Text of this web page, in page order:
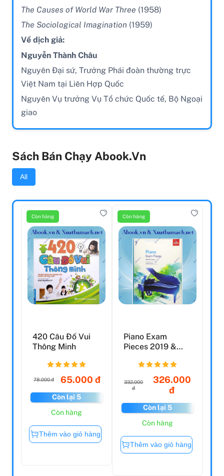
The Causes of World War Three (1958)
The Sociological Imagination (1959)
Về dịch giả:
Nguyễn Thành Châu
Nguyên Đại sứ, Trưởng Phái đoàn thường trực
Việt Nam tại Liên Hợp Quốc
Nguyên Vụ trưởng Vụ Tổ chức Quốc tế, Bộ Ngoại
giao
Sách Bán Chạy Abook.vn
All
Còn hàng
420 Câu Đố Vui
Thông Minh
78.000 đ 65.000 đ
Còn lại 5
Còn hàng
Thêm vào giỏ hàng
Còn hàng
Piano Exam
Pieces 2019 &
Grade 7: Sele...
332.000
đ
326.000
đ
Còn lại 5
Còn hàng
Thêm vào giỏ hàng